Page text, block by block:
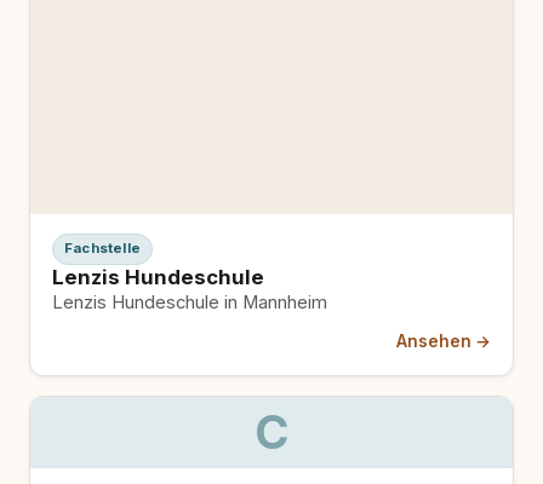
Fachstelle
Lenzis Hundeschule
Lenzis Hundeschule in Mannheim
Ansehen →
C